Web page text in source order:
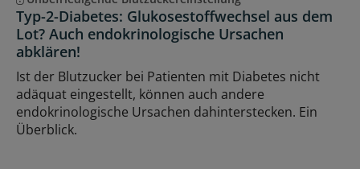
Typ-2-Diabetes: Glukosestoffwechsel aus dem
Lot? Auch endokrinologische Ursachen
abklären!
Ist der Blutzucker bei Patienten mit Diabetes nicht
adäquat eingestellt, können auch andere
endokrinologische Ursachen dahinterstecken. Ein
Überblick.